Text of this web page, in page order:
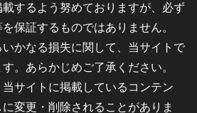
するよう努めておりますが、必ず
保証するものではありません。
かなる損失に関して、当サイトで
。あらかじめご了承ください。
サイトに掲載しているコンテン
変更・削除されることがありま